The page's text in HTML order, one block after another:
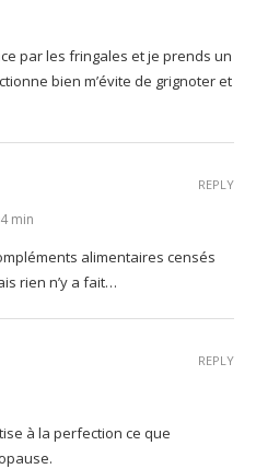
par les fringales et je prends un
bien m’évite de grignoter et
min
alimentaires censés
rien n’y a fait…
REPLY
à la perfection ce que
REPLY